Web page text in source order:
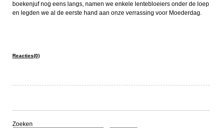
boekenjuf nog eens langs, namen we enkele lentebloeiers onder de loep
en legden we al de eerste hand aan onze verrassing voor Moederdag.
Reacties(0)
Zoeken